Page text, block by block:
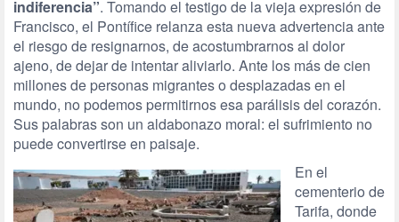
indiferencia”. Tomando el testigo de la vieja expresión de
Francisco, el Pontífice relanza esta nueva advertencia ante
el riesgo de resignarnos, de acostumbrarnos al dolor
ajeno, de dejar de intentar aliviarlo. Ante los más de cien
millones de personas migrantes o desplazadas en el
mundo, no podemos permitirnos esa parálisis del corazón.
Sus palabras son un aldabonazo moral: el sufrimiento no
puede convertirse en paisaje.
En el
cementerio de
Tarifa, donde